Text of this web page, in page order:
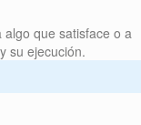
que satisface o a
su ejecución.